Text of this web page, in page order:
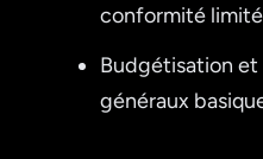
conformité
Budgétisation et
généraux